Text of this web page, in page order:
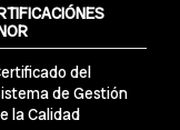
del
de Gestión
la Calidad